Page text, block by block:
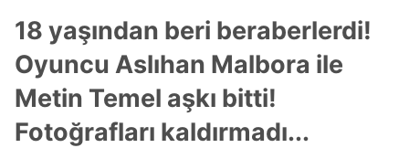
18 yaşından beri beraberlerdi!
Oyuncu Aslıhan Malbora ile
Metin Temel aşkı bitti!
Fotoğrafları kaldırmadı...